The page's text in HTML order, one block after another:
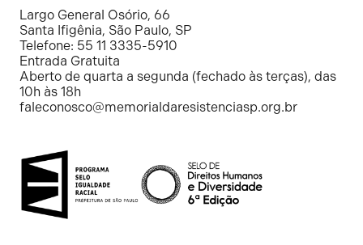
Resistência
Largo General Osório, 66
Santa Ifigênia, São Paulo, SP
Telefone: 55 11 3335-5910
Entrada Gratuita
Aberto de quarta a segunda (fechado às terças), das
10h às 18h
faleconosco@memorialdaresistenciasp.org.br